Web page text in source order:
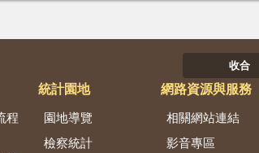
收合
程
統計園地
園地導覽
檢察統計
網路資源與服務
相關網站連結
影音專區